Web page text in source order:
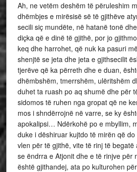
Ah, ne vetëm deshëm të përuleshim
dhëmbjes e mirësisë së të gjithëve
secili siç mundëte, në hatanë tonë
diçka që e dinë të gjithë, por jo
keq dhe harrohet, që nuk ka pasuri
shenjtë se jeta dhe jeta e gjithsecilit
tjerëve që ka përreth dhe e duan,
dhëmbshëm, tmerrshëm, ulëritshëm
duhet ta ruash po aq shumë dhe për
sidomos të ruhen nga gropat që ne
mos i shndërrojnë në varre, se ky
apokalipsi… Ndërkohë po e mbyllim,
duke i dëshiruar kujtdo të mirën që
vlen për të gjithë, vite të rinj të begatë
se ëndrra e Atjonit dhe e të rinjve për
është gjithandej, ata po kulturohen